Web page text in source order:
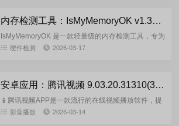
内存检测工具：IsMyMemoryOK v1.33 绿色单文件版
IsMyMemoryOK 是一款轻量级的内存检测工具，专为
帮助用户检测和诊断计算机内存（RAM）问题而设
硬件检测 2026-03-17
安卓应用：腾讯视频 9.03.20.31310(31310) 去广告版
📱腾讯视频APP是一款流行的在线视频播放软件，提
供广泛的电视剧、电影、综艺节目和真人秀等内容。
影音播放 2026-03-14